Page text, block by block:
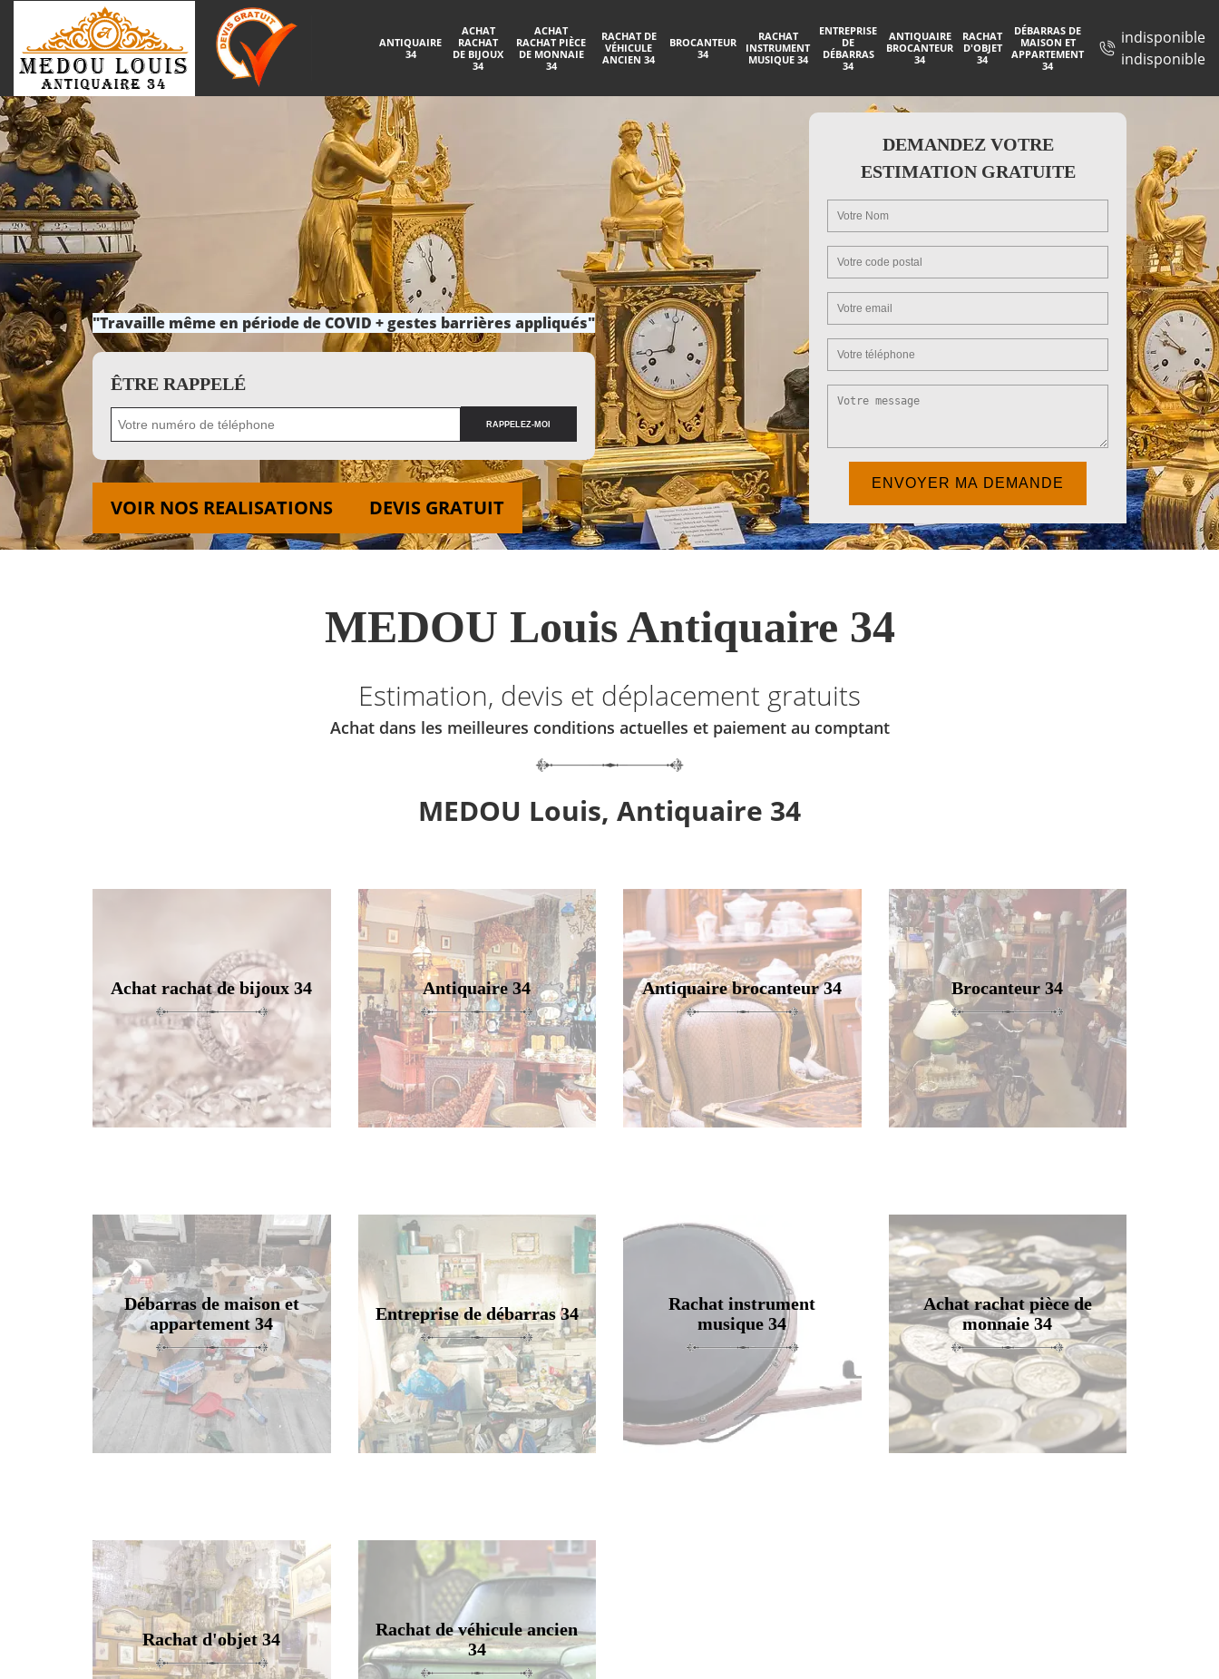
ANTIQUAIRE
34
ACHAT
RACHAT
DE BIJOUX
34
ACHAT
RACHAT PIÈCE
DE MONNAIE
34
RACHAT DE
VÉHICULE
ANCIEN 34
BROCANTEUR
34
RACHAT
INSTRUMENT
MUSIQUE 34
ENTREPRISE
DE
DÉBARRAS
34
ANTIQUAIRE
BROCANTEUR
34
RACHAT
D'OBJET
34
DÉBARRAS DE
MAISON ET
APPARTEMENT
34
indisponible
indisponible
"Travaille même en période de COVID + gestes barrières appliqués"
ÊTRE RAPPELÉ
VOIR NOS REALISATIONS DEVIS GRATUIT
DEMANDEZ VOTRE
ESTIMATION GRATUITE
MEDOU Louis Antiquaire 34
Estimation, devis et déplacement gratuits
Achat dans les meilleures conditions actuelles et paiement au comptant
MEDOU Louis, Antiquaire 34
Achat rachat de bijoux 34 Antiquaire 34 Antiquaire brocanteur 34 Brocanteur 34
Débarras de maison et
appartement 34
Entreprise de débarras 34
Rachat instrument
musique 34
Achat rachat pièce de
monnaie 34
Rachat d'objet 34
Rachat de véhicule ancien
34